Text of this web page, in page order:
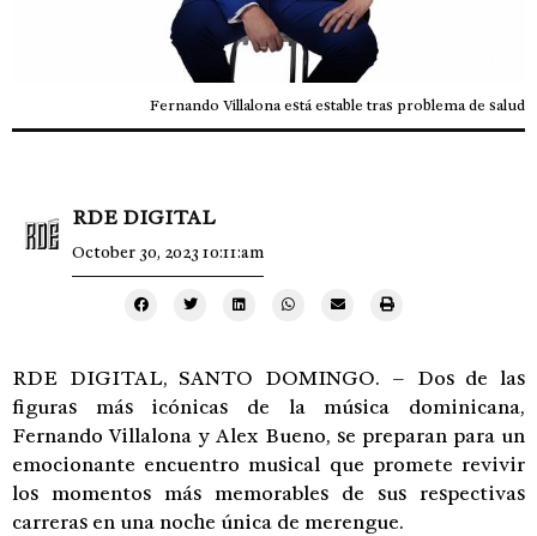
Fernando Villalona está estable tras problema de salud
RDE DIGITAL
October 30, 2023 10:11:am
RDE DIGITAL, SANTO DOMINGO. – Dos de las
figuras más icónicas de la música dominicana,
Fernando Villalona y Alex Bueno, se preparan para un
emocionante encuentro musical que promete revivir
los momentos más memorables de sus respectivas
carreras en una noche única de merengue.